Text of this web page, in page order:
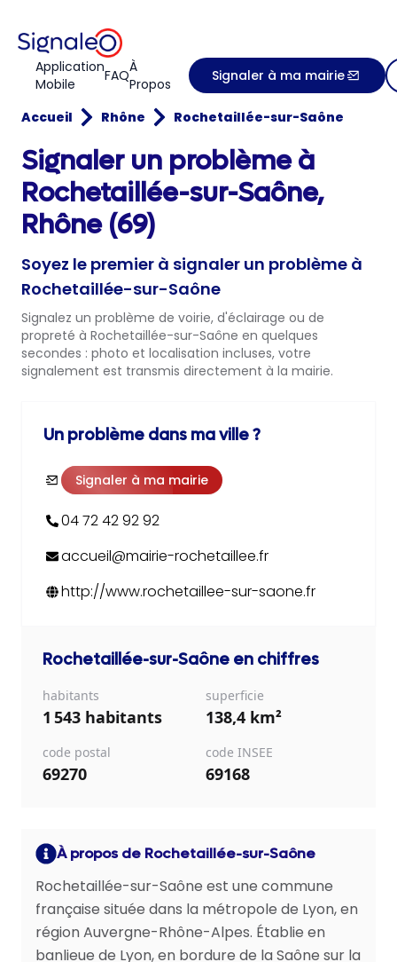
Application
Mobile
FAQÀ
Propos
Signaler à ma mairie
Accueil Rhône Rochetaillée-sur-Saône
Signaler un problème à
Rochetaillée-sur-Saône,
Rhône (69)
Soyez le premier à signaler un problème à
Rochetaillée-sur-Saône
Signalez un problème de voirie, d'éclairage ou de
propreté à Rochetaillée-sur-Saône en quelques
secondes : photo et localisation incluses, votre
signalement est transmis directement à la mairie.
Un problème dans ma ville ?
Signaler à ma mairie
04 72 42 92 92
accueil@mairie-rochetaillee.fr
http://www.rochetaillee-sur-saone.fr
Rochetaillée-sur-Saône en chiffres
habitants
1 543 habitants
superficie
138,4 km²
code postal
69270
code INSEE
69168
À propos de Rochetaillée-sur-Saône
Rochetaillée-sur-Saône est une commune
française située dans la métropole de Lyon, en
région Auvergne-Rhône-Alpes. Établie en
banlieue de Lyon, en bordure de la Saône sur la